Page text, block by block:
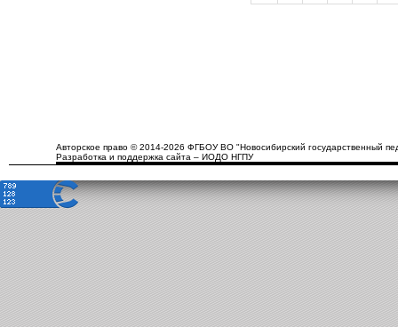
Авторское право © 2014-2026 ФГБОУ ВО "Новосибирский государственный
Разработка и поддержка сайта – ИОДО НГПУ